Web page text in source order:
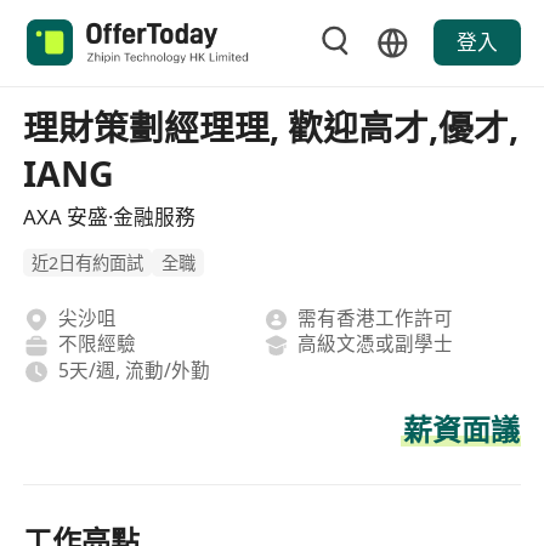
登入
理財策劃經理理, 歡迎高才,優才,
IANG
AXA 安盛·金融服務
近2日有約面試 全職
尖沙咀
需有香港工作許可
不限經驗
高級文憑或副學士
5天/週, 流動/外勤
薪資面議